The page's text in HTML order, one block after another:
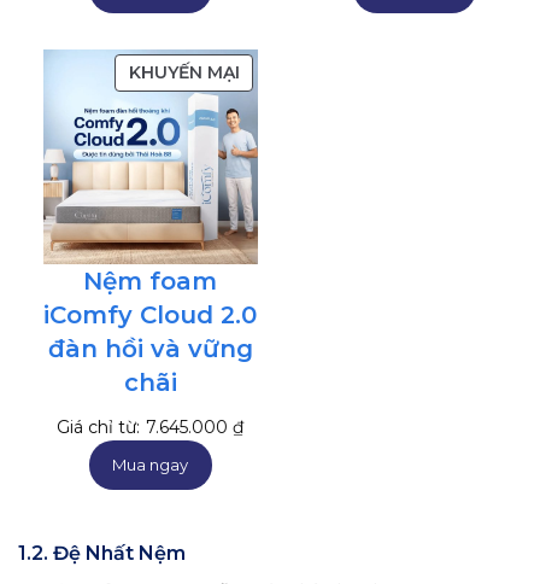
KHUYẾN MẠISẢN
PHẨM
ĐANG
GIẢM
GIÁ
Nệm foam
iComfy Cloud 2.0
đàn hồi và vững
chãi
Giá chỉ từ: 7.645.000₫
Mua ngay
1.2. Đệ Nhất Nệm